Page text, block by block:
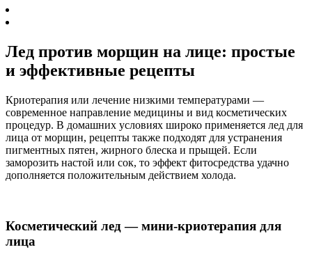
Лед против морщин на лице: простые
и эффективные рецепты
Криотерапия или лечение низкими температурами —
современное направление медицины и вид косметических
процедур. В домашних условиях широко применяется лед для
лица от морщин, рецепты также подходят для устранения
пигментных пятен, жирного блеска и прыщей. Если
заморозить настой или сок, то эффект фитосредства удачно
дополняется положительным действием холода.
Косметический лед — мини-криотерапия для
лица